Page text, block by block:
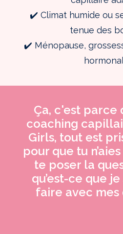
✔️ Climat humide ou
tenue des
✔️ Ménopause,
Ça, c'est parce
coaching
Girls, tout est
pour que tu
te poser la
qu’est-ce que
faire avec mes